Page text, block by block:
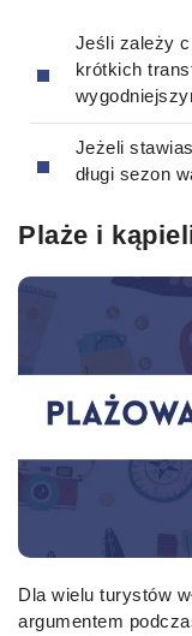
Jeśli zależy
krótkich
Jeżeli
długi sezon
Plaże i
Dla wielu turystów
argumentem